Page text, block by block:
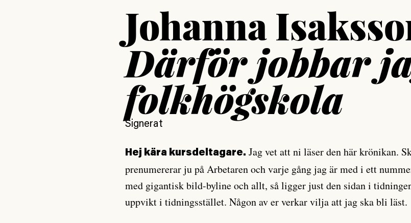
Johanna
Därför jobbar
folkhögskola
Signerat
Hej kära kursdeltagare. Jag vet att ni läser den här krönikan.
prenumererar ju på Arbetaren och varje gång jag är med i ett
med gigantisk bild-byline och allt, så ligger just den sidan i
uppvikt i tidningsstället. Någon av er verkar vilja att jag ska bli läst.